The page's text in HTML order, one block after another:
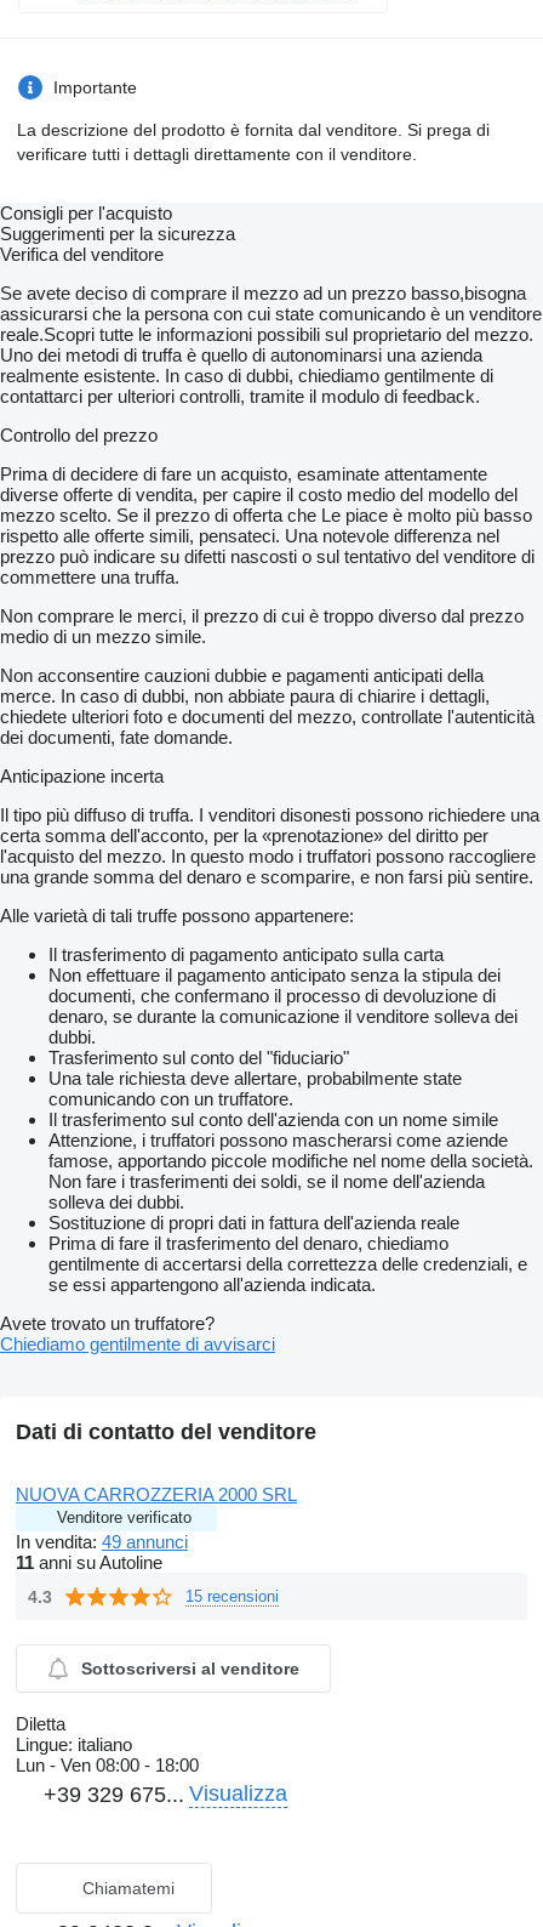
Importante
La descrizione del prodotto è fornita dal venditore. Si prega di
verificare tutti i dettagli direttamente con il venditore.
Consigli per l'acquisto
Suggerimenti per la sicurezza
Verifica del venditore
Se avete deciso di comprare il mezzo ad un prezzo basso,bisogna
assicurarsi che la persona con cui state comunicando è un venditore
reale.Scopri tutte le informazioni possibili sul proprietario del mezzo.
Uno dei metodi di truffa è quello di autonominarsi una azienda
realmente esistente. In caso di dubbi, chiediamo gentilmente di
contattarci per ulteriori controlli, tramite il modulo di feedback.
Controllo del prezzo
Prima di decidere di fare un acquisto, esaminate attentamente
diverse offerte di vendita, per capire il costo medio del modello del
mezzo scelto. Se il prezzo di offerta che Le piace è molto più basso
rispetto alle offerte simili, pensateci. Una notevole differenza nel
prezzo può indicare su difetti nascosti o sul tentativo del venditore di
commettere una truffa.
Non comprare le merci, il prezzo di cui è troppo diverso dal prezzo
medio di un mezzo simile.
Non acconsentire cauzioni dubbie e pagamenti anticipati della
merce. In caso di dubbi, non abbiate paura di chiarire i dettagli,
chiedete ulteriori foto e documenti del mezzo, controllate l'autenticità
dei documenti, fate domande.
Anticipazione incerta
Il tipo più diffuso di truffa. I venditori disonesti possono richiedere una
certa somma dell'acconto, per la «prenotazione» del diritto per
l'acquisto del mezzo. In questo modo i truffatori possono raccogliere
una grande somma del denaro e scomparire, e non farsi più sentire.
Alle varietà di tali truffe possono appartenere:
Il trasferimento di pagamento anticipato sulla carta
Non effettuare il pagamento anticipato senza la stipula dei
documenti, che confermano il processo di devoluzione di
denaro, se durante la comunicazione il venditore solleva dei
dubbi.
Trasferimento sul conto del "fiduciario"
Una tale richiesta deve allertare, probabilmente state
comunicando con un truffatore.
Il trasferimento sul conto dell'azienda con un nome simile
Attenzione, i truffatori possono mascherarsi come aziende
famose, apportando piccole modifiche nel nome della società.
Non fare i trasferimenti dei soldi, se il nome dell'azienda
solleva dei dubbi.
Sostituzione di propri dati in fattura dell'azienda reale
Prima di fare il trasferimento del denaro, chiediamo
gentilmente di accertarsi della correttezza delle credenziali, e
se essi appartengono all'azienda indicata.
Avete trovato un truffatore?
Chiediamo gentilmente di avvisarci
Dati di contatto del venditore
NUOVA CARROZZERIA 2000 SRL
Venditore verificato
In vendita: 49 annunci
11 anni su Autoline
4.3 15 recensioni
Sottoscriversi al venditore
Diletta
Lingue: italiano
Lun - Ven 08:00 - 18:00
+39 329 675... Visualizza
Chiamatemi